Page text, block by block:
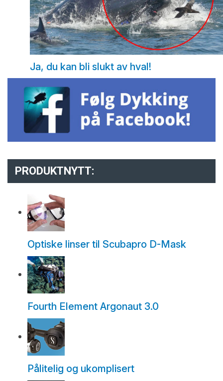
Ja, du kan bli slukt av hval!
PRODUKTNYTT:
Optiske linser til Scubapro D-Mask
Fourth Element Argonaut 3.0
Pålitelig og ukomplisert